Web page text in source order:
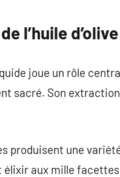
l’huile d’olive
joue un rôle
sacré. Son
produisent une
élixir aux mille